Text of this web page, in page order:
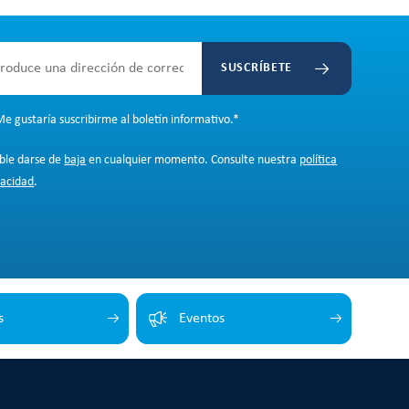
SUSCRÍBETE
gustaría suscribirme al boletín informativo.*
darse de baja en cualquier momento. Consulte nuestra política
.
Eventos